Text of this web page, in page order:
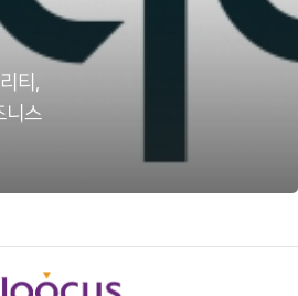
티,
니스